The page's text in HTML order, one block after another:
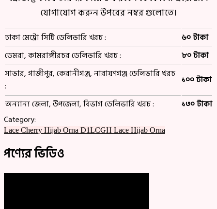
যোগাযোগ করুন উপরের নম্বর গুলোতে।
ঢাকা মেট্রো সিটি ডেলিভারি খরচ :
৬০ টাকা
ডেমরা, কামরাঙ্গীরচর ডেলিভারি খরচ :
৮০ টাকা
সাভার, গাজীপুর, কেরানীগঞ্জ, নারায়ণগঞ্জ ডেলিভারি খরচ
:
১০০ টাকা
অন্যান্য জেলা, উপজেলা, বিভাগ ডেলিভারি খরচ :
১৩০ টাকা
Category:
Lace Cherry Hijab Orna D1LCGH Lace Hijab Orna
পণ্যের ভিডিও